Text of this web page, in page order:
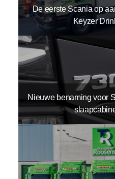
De eerste Scania op
Keyzer
Nieuwe benaming voor